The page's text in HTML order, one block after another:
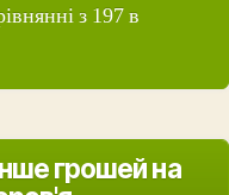
з 197 в
грошей на